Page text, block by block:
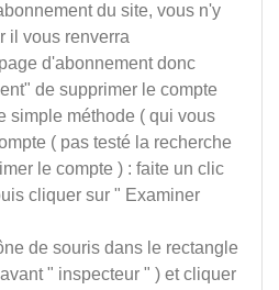
du site, vous n'y
il vous renverra
d'abonnement donc
de supprimer le compte
simple méthode ( qui vous
( pas testé la recherche
le compte ) : faite un clic
cliquer sur " Examiner
de souris dans le rectangle
" inspecteur " ) et cliquer